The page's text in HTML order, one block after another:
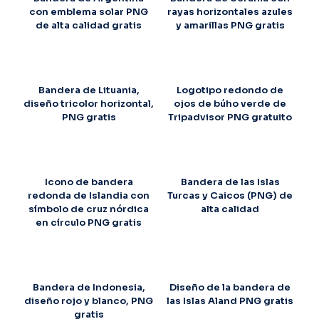
con emblema solar PNG
de alta calidad gratis
rayas horizontales azules
y amarillas PNG gratis
Bandera de Lituania,
diseño tricolor horizontal,
PNG gratis
Logotipo redondo de
ojos de búho verde de
Tripadvisor PNG gratuito
Icono de bandera
redonda de Islandia con
símbolo de cruz nórdica
en círculo PNG gratis
Bandera de las Islas
Turcas y Caicos (PNG) de
alta calidad
Bandera de Indonesia,
diseño rojo y blanco, PNG
gratis
Diseño de la bandera de
las Islas Aland PNG gratis